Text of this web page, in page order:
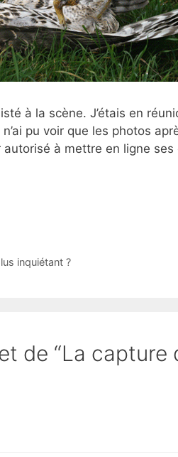
à la scène. J’étais en
pu voir que les photos
à mettre en ligne ses
inquiétant ?
de “La capture